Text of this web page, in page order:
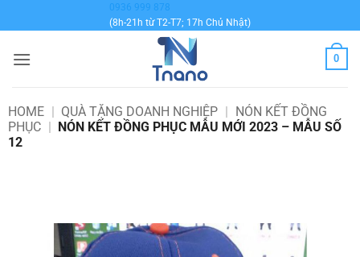
qua
dung
0936 999 878
(8h-21h từ T2-T7; 17h Chủ Nhật)
0
HOME | QUÀ TẶNG DOANH NGHIỆP | NÓN KẾT ĐỒNG
PHỤC | NÓN KẾT ĐỒNG PHỤC MẪU MỚI 2023 – MẪU SỐ
12